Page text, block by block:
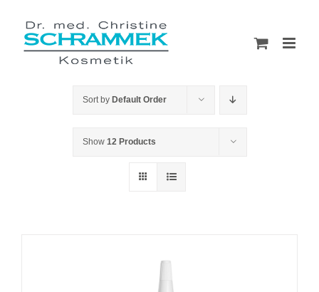
content
Sort by Default Order
Show 12 Products